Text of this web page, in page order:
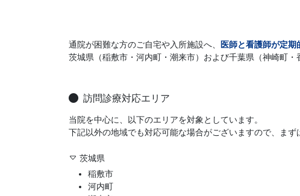
通院が困難な方のご自宅や入所施設へ、 医師と看護師が定
茨城県（稲敷市・河内町・潮来市）および千葉県（神崎町
訪問診療対応エリア
当院を中心に、以下のエリアを対象としています。
下記以外の地域でも対応可能な場合がございますので、まず
茨城県
稲敷市
河内町